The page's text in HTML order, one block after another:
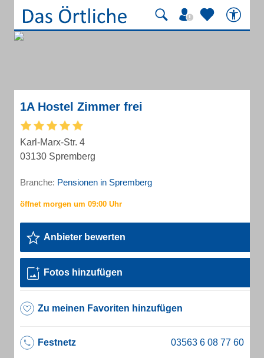
1A Hostel Zimmer frei
Karl-Marx-Str. 4
03130 Spremberg
Branche: Pensionen in Spremberg
Anbieter bewerten
Fotos hinzufügen
Zu meinen Favoriten hinzufügen
Festnetz